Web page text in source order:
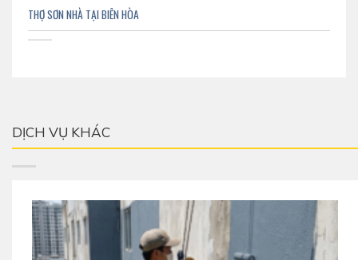
THỢ SƠN NHÀ TẠI BIÊN HÒA
DỊCH VỤ KHÁC